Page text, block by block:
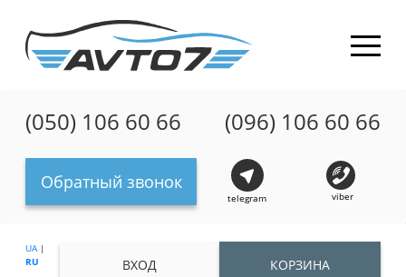
(050) 106 60 66 (096) 106 60 66
Обратный звонок
telegram viber
UA|
RU
ВХОД КОРЗИНА